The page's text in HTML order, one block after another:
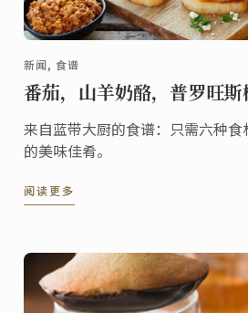
新闻, 食谱
番茄，山羊奶酪，普罗旺
来自蓝带大厨的食谱：只需六种
的美味佳肴。
阅读更多